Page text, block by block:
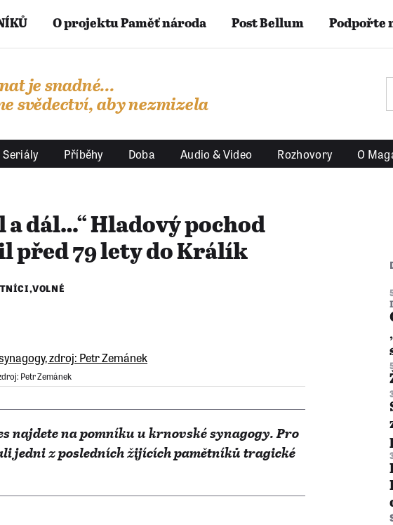
O projektu Paměť národa Post Bellum Podpořte
je snadné...
svědectví, aby nezmizela
Seriály Příběhy Doba Audio & Video Rozhovory O
a dál…“ Hladový pochod
před 79 lety do Králík
,VOLNÉ
Petr Zemánek
najdete na pomníku u krnovské synagogy. Pro
jedni z posledních žijících pamětníků tragické